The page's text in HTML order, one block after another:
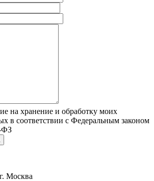
на хранение и обработку моих
в соответствии с Федеральным законом
ФЗ
Москва